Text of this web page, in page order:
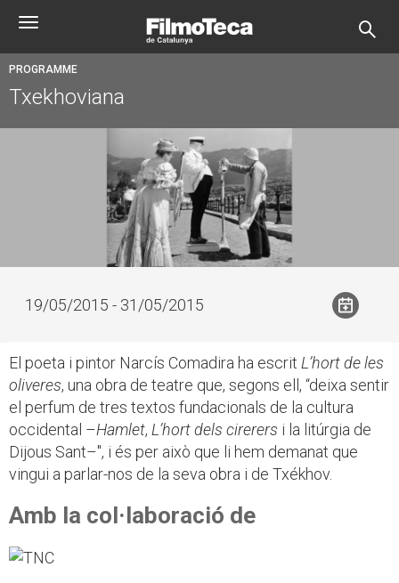
content
Toggle
PROGRAMME
Txekhoviana
19/05/2015 - 31/05/2015
El poeta i pintor Narcís Comadira ha escrit L’hort de les
oliveres, una obra de teatre que, segons ell, “deixa sentir
el perfum de tres textos fundacionals de la cultura
occidental –Hamlet, L’hort dels cirerers i la litúrgia de
Dijous Sant–", i és per això que li hem demanat que
vingui a parlar-nos de la seva obra i de Txékhov.
Amb la col·laboració de